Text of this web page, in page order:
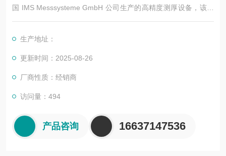
国 IMS Messsysteme GmbH 公司生产的高精度测厚设备，该公
司成立于 1980 年，在同位素测量、X 射线测量和光学测量等领
生产地址：
更新时间：2025-08-26
厂商性质：经销商
访问量：494
产品咨询 16637147536